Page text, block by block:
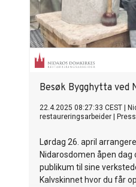
Besøk Bygghytta ved
22.4.2025 08:27:33 CEST
restaureringsarbeider
Lørdag 26. april
Nidarosdomen åpen dag
publikum til sine
Kalvskinnet hvor du får